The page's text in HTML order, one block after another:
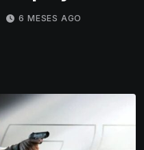
6 MESES AGO